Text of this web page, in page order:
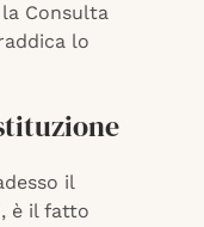
Consulta
lo
il
è il fatto